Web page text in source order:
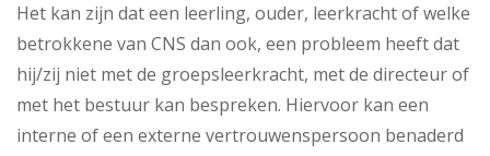
Het kan zijn dat een leerling, ouder, leerkracht of welke
betrokkene van CNS dan ook, een probleem heeft dat
hij/zij niet met de groepsleerkracht, met de directeur of
met het bestuur kan bespreken. Hiervoor kan een
interne of een externe vertrouwenspersoon benaderd